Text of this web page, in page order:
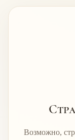
Возможно,